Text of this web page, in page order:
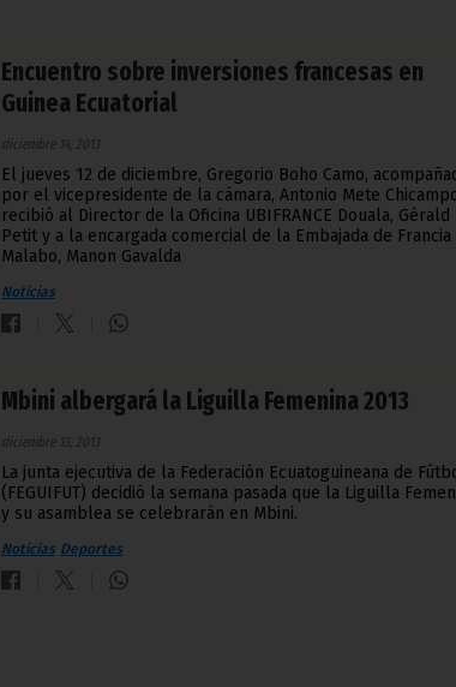
Encuentro sobre inversiones francesas en
Guinea Ecuatorial
diciembre 14, 2013
El jueves 12 de diciembre, Gregorio Boho Camo,
por el vicepresidente de la cámara, Antonio Mete
recibió al Director de la Oficina UBIFRANCE Douala, Gérald
Petit y a la encargada comercial de la Embajada de Francia
Malabo, Manon Gavalda
Noticias
Mbini albergará la Liguilla Femenina 2013
diciembre 13, 2013
La junta ejecutiva de la Federación Ecuatoguineana de
(FEGUIFUT) decidió la semana pasada que la Liguilla
y su asamblea se celebrarán en Mbini.
Noticias Deportes